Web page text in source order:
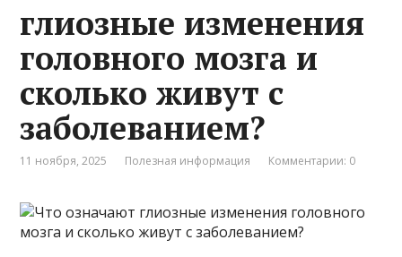
глиозные изменения
головного мозга и
сколько живут с
заболеванием?
11 ноября, 2025 Полезная информация Комментарии: 0